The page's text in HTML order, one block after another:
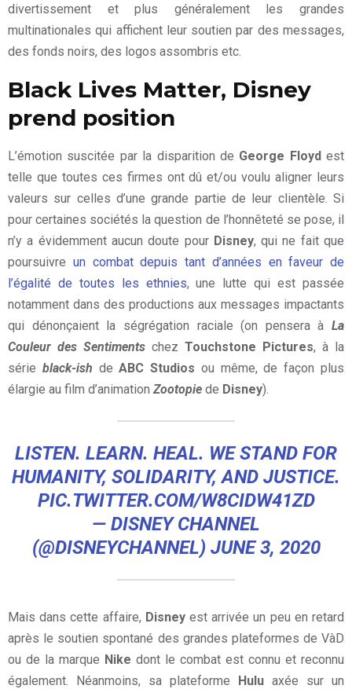
divertissement et plus généralement les grandes
multinationales qui affichent leur soutien par des messages,
des fonds noirs, des logos assombris etc.
Black Lives Matter, Disney
prend position
L’émotion suscitée par la disparition de George Floydest
telle que toutes ces firmes ont dû et/ou voulu aligner leurs
valeurs sur celles d’une grande partie de leur clientèle. Si
pour certaines sociétés la question de l’honnêteté se pose, il
n’y a évidemment aucun doute pourDisney, qui ne fait que
poursuivre un combat depuis tant d’années en faveur de
l’égalité de toutes les ethnies, une lutte qui est passée
notamment dans des productions aux messages impactants
qui dénonçaient la ségrégation raciale (on pensera à La
Couleur des Sentiments chez Touchstone Pictures, à la
série black-ish deABC Studios ou même, de façon plus
élargie au film d’animation Zootopie de Disney).
LISTEN. LEARN. HEAL. WE STAND FOR
HUMANITY, SOLIDARITY, AND JUSTICE.
PIC.TWITTER.COM/W8CIDW41ZD
— DISNEY CHANNEL
(@DISNEYCHANNEL) JUNE 3, 2020
Mais dans cette affaire, Disneyest arrivée un peu en retard
après le soutien spontané des grandes plateformes de VàD
ou de la marque Nike dont le combat est connu et reconnu
également. Néanmoins, sa plateforme Hulu axée sur un